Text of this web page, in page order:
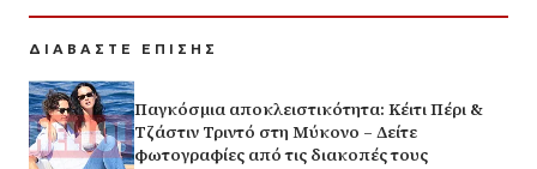
ΔΙΑΒΑΣΤΕ ΕΠΙΣΗΣ
Παγκόσμια αποκλειστικότητα: Κέιτι Πέρι &
Τζάστιν Τριντό στη Μύκονο – Δείτε
φωτογραφίες από τις διακοπές τους